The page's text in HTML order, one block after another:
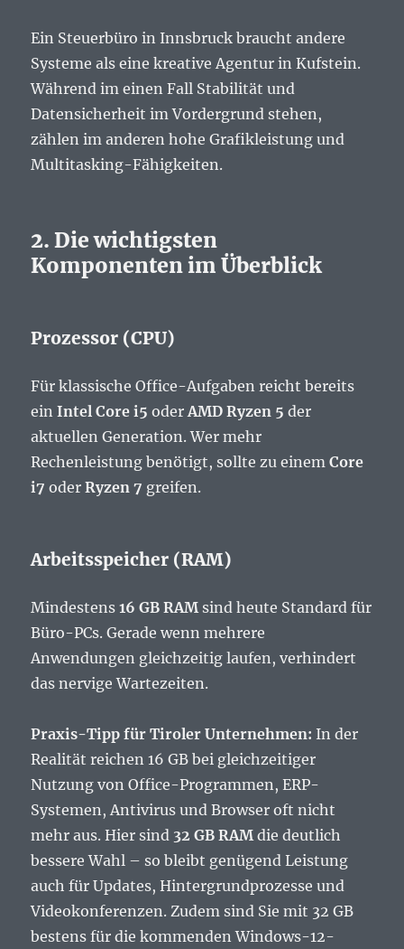
Ein Steuerbüro in Innsbruck braucht andere
Systeme als eine kreative Agentur in Kufstein.
Während im einen Fall Stabilität und
Datensicherheit im Vordergrund stehen,
zählen im anderen hohe Grafikleistung und
Multitasking-Fähigkeiten.
2. Die wichtigsten
Komponenten im Überblick
Prozessor (CPU)
Für klassische Office-Aufgaben reicht bereits
einIntel Core i5 oderAMD Ryzen 5 der
aktuellen Generation. Wer mehr
Rechenleistung benötigt, sollte zu einemCore
i7 oderRyzen 7 greifen.
Arbeitsspeicher (RAM)
Mindestens16 GB RAMsind heute Standard für
Büro-PCs. Gerade wenn mehrere
Anwendungen gleichzeitig laufen, verhindert
das nervige Wartezeiten.
Praxis-Tipp für Tiroler Unternehmen: In der
Realität reichen 16 GB bei gleichzeitiger
Nutzung von Office-Programmen, ERP-
Systemen, Antivirus und Browser oft nicht
mehr aus. Hier sind 32 GB RAMdie deutlich
bessere Wahl – so bleibt genügend Leistung
auch für Updates, Hintergrundprozesse und
Videokonferenzen. Zudem sind Sie mit 32 GB
bestens für die kommenden Windows-12-